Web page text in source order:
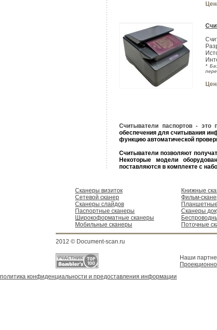
*
Считыватели паспортов - это
обеспечения для считывания
функцию автоматической
Считыватели позволяют
Некоторые модели
поставляются в комплекте с
Сканеры визиток
Сетевой сканер
Сканеры слайдов
Паспортные сканеры
Широкоформатные сканеры
Мобильные сканеры
Книжные
Фильм-
Сканеры
Поточные
2012 © Document-scan.ru
Наши
политика конфиденциальности и предоставления информации